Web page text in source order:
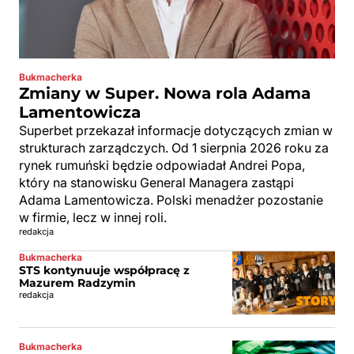
Bukmacherka
Zmiany w Super. Nowa rola Adama
Lamentowicza
Superbet przekazał informacje dotyczących zmian w
strukturach zarządczych. Od 1 sierpnia 2026 roku za
rynek rumuński będzie odpowiadał Andrei Popa,
który na stanowisku General Managera zastąpi
Adama Lamentowicza. Polski menadżer pozostanie
w firmie, lecz w innej roli.
redakcja
Bukmacherka
STS kontynuuje współpracę z
Mazurem Radzymin
redakcja
Bukmacherka